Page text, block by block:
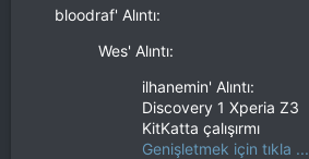
bloodraf' Alıntı:
Wes' Alıntı:
ilhanemin' Alıntı:
Discovery 1 Xperia Z3
KitKatta çalışırmı
Genişletmek için tıkla ...